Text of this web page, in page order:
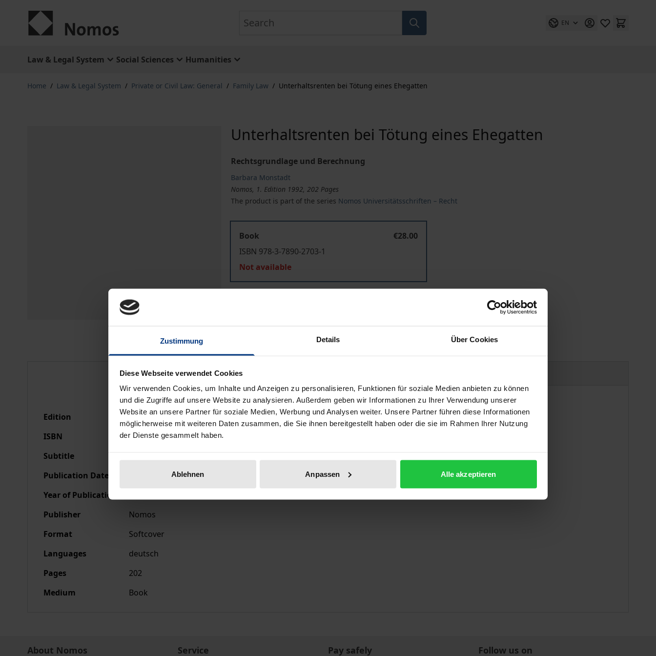
Zustimmung Details Über Cookies
Diese Webseite verwendet Cookies
Wir verwenden Cookies, um Inhalte und Anzeigen zu personalisieren, Funktionen für soziale Medien anbieten zu können
und die Zugriffe auf unsere Website zu analysieren. Außerdem geben wir Informationen zu Ihrer Verwendung unserer
Website an unsere Partner für soziale Medien, Werbung und Analysen weiter. Unsere Partner führen diese Informationen
möglicherweise mit weiteren Daten zusammen, die Sie ihnen bereitgestellt haben oder die sie im Rahmen Ihrer Nutzung
der Dienste gesammelt haben.
Ablehnen Anpassen Alle akzeptieren
EN
Law & Legal System Social Sciences Humanities
Home / Law & Legal System / Private or Civil Law: General / Family Law / Unterhaltsrenten bei Tötung eines Ehegatten
Unterhaltsrenten bei Tötung eines Ehegatten
Rechtsgrundlage und Berechnung
Barbara Monstadt
Nomos, 1. Edition 1992, 202 Pages
The product is part of the series Nomos Universitätsschriften – Recht
Book
€28.00
ISBN 978-3-7890-2703-1
Not available
Bibliographical data
Edition
1
ISBN
978-3-7890-2703-1
Subtitle
Publication Date
Aug 14, 1992
Year of Publication
Publisher
Nomos
Format
Softcover
Languages
deutsch
Pages
202
Medium
Book
About Nomos Service Pay safely Follow us on